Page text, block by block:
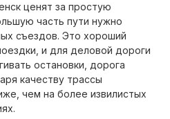
ценят за простую
часть пути нужно
съездов. Это хороший
и для деловой дороги
остановки, дорога
качеству трассы
чем на более извилистых